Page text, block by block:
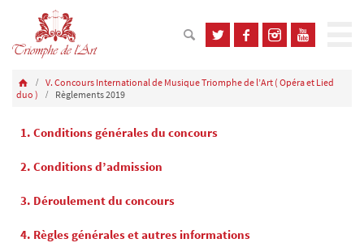
V. Concours International de Musique Triomphe de l’Art ( Opéra et Lied
duo )
Règlements 2019
1. Conditions générales du concours
2. Conditions d’admission
3. Déroulement du concours
4. Règles générales et autres informations